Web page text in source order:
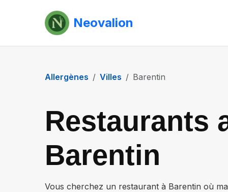
Neovalion
Allergènes Villes Barentin
Restaurants
Barentin
Vous cherchez un restaurant à Barentin où